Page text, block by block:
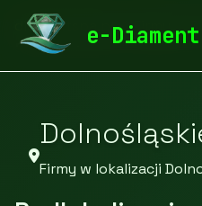
e-Diament
diamentspa.pl
Firmy w lokalizacji